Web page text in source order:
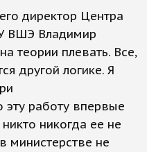
директор Центра
ВШЭ Владимир
теории плевать. Все,
другой логике. Я
эту работу впервые
никогда ее не
министерстве не